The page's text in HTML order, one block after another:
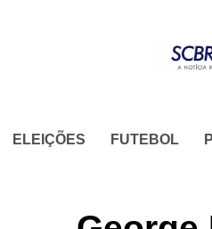
ELEIÇÕES FUTEBOL